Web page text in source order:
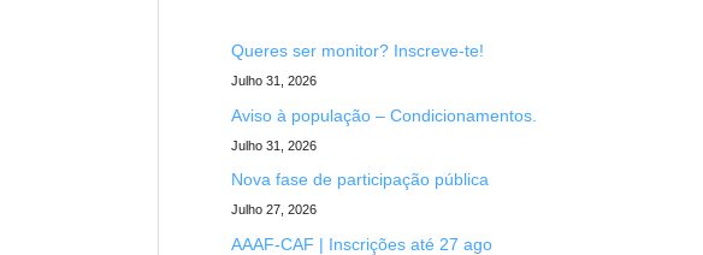
Queres ser monitor? Inscreve-te!
Julho 31, 2026
Aviso à população – Condicionamentos.
Julho 31, 2026
Nova fase de participação pública
Julho 27, 2026
AAAF-CAF | Inscrições até 27 ago